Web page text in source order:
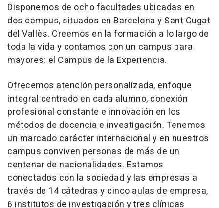
Disponemos de ocho facultades ubicadas en
dos campus, situados en Barcelona y Sant Cugat
del Vallès. Creemos en la formación a lo largo de
toda la vida y contamos con un campus para
mayores: el Campus de la Experiencia.
Ofrecemos atención personalizada, enfoque
integral centrado en cada alumno, conexión
profesional constante e innovación en los
métodos de docencia e investigación. Tenemos
un marcado carácter internacional y en nuestros
campus conviven personas de más de un
centenar de nacionalidades. Estamos
conectados con la sociedad y las empresas a
través de 14 cátedras y cinco aulas de empresa,
6 institutos de investigación y tres clínicas